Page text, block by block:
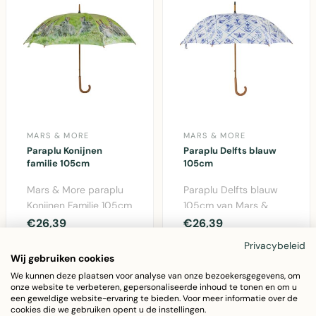
MARS & MORE
Paraplu Konijnen
familie 105cm
Mars & More paraplu
Konijnen Familie 105cm
- kleurrijke polyester
€26,39
MARS & MORE
Paraplu Delfts blauw
105cm
Paraplu Delfts blauw
105cm van Mars &
More. Klassieke
traditioneel D..
€26,39
Privacybeleid
Wij gebruiken cookies
We kunnen deze plaatsen voor analyse van onze bezoekersgegevens, om
onze website te verbeteren, gepersonaliseerde inhoud te tonen en om u
een geweldige website-ervaring te bieden. Voor meer informatie over de
cookies die we gebruiken opent u de instellingen.